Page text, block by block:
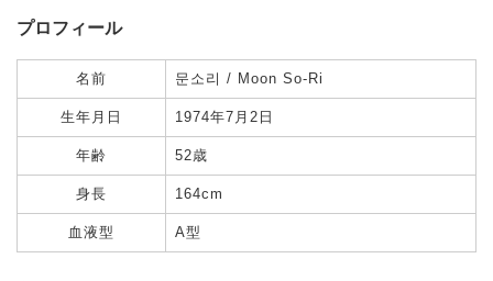
プロフィール
名前 문소리 / Moon So-Ri
生年月日 1974年7月2日
年齢 52歳
身長 164cm
血液型 A型